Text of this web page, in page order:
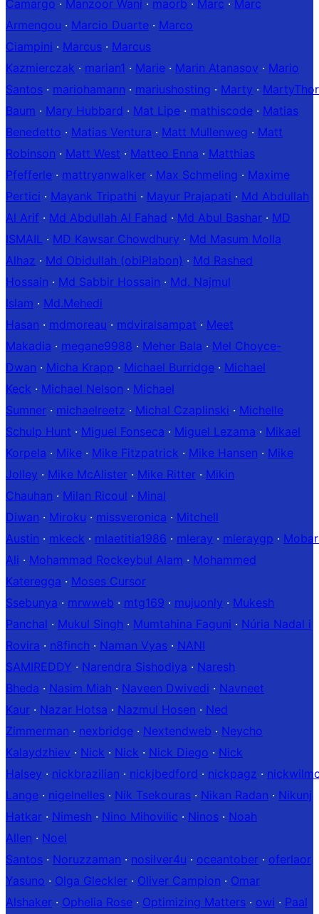
Camargo · Manzoor Wani · maorb · Marc · Marc
Armengou · Marcio Duarte · Marco
Ciampini · Marcus · Marcus
Kazmierczak · marian1 · Marie · Marin Atanasov · Mario
Santos · mariohamann · mariushosting · Marty ·
Baum · Mary Hubbard · Mat Lipe · mathiscode · Matias
Benedetto · Matias Ventura · Matt Mullenweg · Matt
Robinson · Matt West · Matteo Enna · Matthias
Pfefferle · mattryanwalker · Max Schmeling · Maxime
Pertici · Mayank Tripathi · Mayur Prajapati · Md Abdullah
Al Arif · Md Abdullah Al Fahad · Md Abul Bashar · MD
ISMAIL · MD Kawsar Chowdhury · Md Masum Molla
Alhaz · Md Obidullah (obiPlabon) · Md Rashed
Hossain · Md Sabbir Hossain · Md. Najmul
Islam · Md.Mehedi
Hasan · mdmoreau · mdviralsampat · Meet
Makadia · megane9988 · Meher Bala · Mel Choyce-
Dwan · Micha Krapp · Michael Burridge · Michael
Keck · Michael Nelson · Michael
Sumner · michaelreetz · Michal Czaplinski · Michelle
Schulp Hunt · Miguel Fonseca · Miguel Lezama · Mikael
Korpela · Mike · Mike Fitzpatrick · Mike Hansen · Mike
Jolley · Mike McAlister · Mike Ritter · Mikin
Chauhan · Milan Ricoul · Minal
Diwan · Miroku · missveronica · Mitchell
Austin · mkeck · mlaetitia1986 · mleray · mleraygp ·
Ali · Mohammad Rockeybul Alam · Mohammed
Kateregga · Moses Cursor
Ssebunya · mrwweb · mtg169 · mujuonly · Mukesh
Panchal · Mukul Singh · Mumtahina Faguni · Núria Nadal i
Rovira · n8finch · Naman Vyas · NANI
SAMIREDDY · Narendra Sishodiya · Naresh
Bheda · Nasim Miah · Naveen Dwivedi · Navneet
Kaur · Nazar Hotsa · Nazmul Hosen · Ned
Zimmerman · nexbridge · Nextendweb · Neycho
Kalaydzhiev · Nick · Nick · Nick Diego · Nick
Halsey · nickbrazilian · nickjbedford · nickpagz ·
Lange · nigelnelles · Nik Tsekouras · Nikan Radan · Nikunj
Hatkar · Nimesh · Nino Mihovilic · Ninos · Noah
Allen · Noel
Santos · Noruzzaman · nosilver4u · oceantober · oferlaor
Yasuno · Olga Gleckler · Oliver Campion · Omar
Alshaker · Ophelia Rose · Optimizing Matters · owi · Paal